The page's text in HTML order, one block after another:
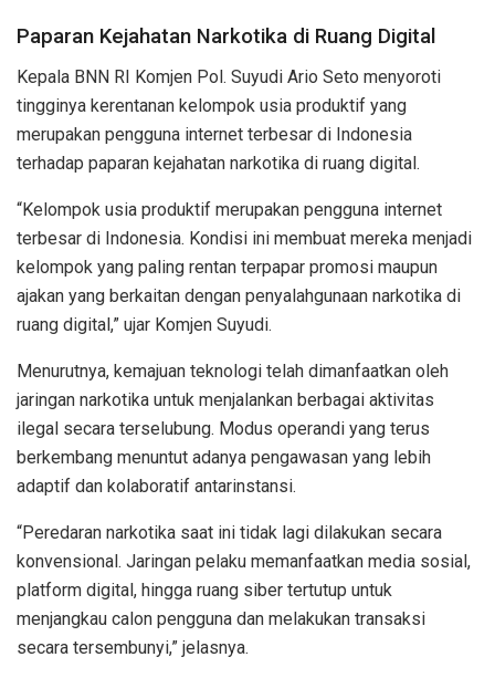
Paparan Kejahatan Narkotika di Ruang Digital
Kepala BNN RI Komjen Pol. Suyudi Ario Seto menyoroti
tingginya kerentanan kelompok usia produktif yang
merupakan pengguna internet terbesar di Indonesia
terhadap paparan kejahatan narkotika di ruang digital.
“Kelompok usia produktif merupakan pengguna internet
terbesar di Indonesia. Kondisi ini membuat mereka menjadi
kelompok yang paling rentan terpapar promosi maupun
ajakan yang berkaitan dengan penyalahgunaan narkotika di
ruang digital,” ujar Komjen Suyudi.
Menurutnya, kemajuan teknologi telah dimanfaatkan oleh
jaringan narkotika untuk menjalankan berbagai aktivitas
ilegal secara terselubung. Modus operandi yang terus
berkembang menuntut adanya pengawasan yang lebih
adaptif dan kolaboratif antarinstansi.
“Peredaran narkotika saat ini tidak lagi dilakukan secara
konvensional. Jaringan pelaku memanfaatkan media sosial,
platform digital, hingga ruang siber tertutup untuk
menjangkau calon pengguna dan melakukan transaksi
secara tersembunyi,” jelasnya.